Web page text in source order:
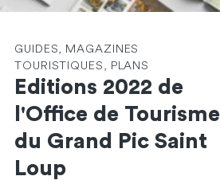
GUIDES, MAGAZINES
TOURISTIQUES, PLANS
Editions 2022 de
l'Office de Tourisme
du Grand Pic Saint
Loup